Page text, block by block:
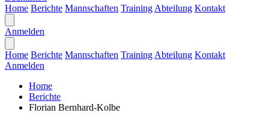
Home Berichte Mannschaften Training Abteilung Kontakt
Anmelden
Home Berichte Mannschaften Training Abteilung Kontakt
Anmelden
Home
Berichte
Florian Bernhard-Kolbe